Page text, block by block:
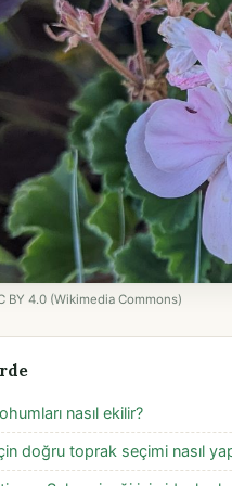
BY 4.0 (Wikimedia Commons)
nasıl ekilir?
doğru toprak seçimi nasıl